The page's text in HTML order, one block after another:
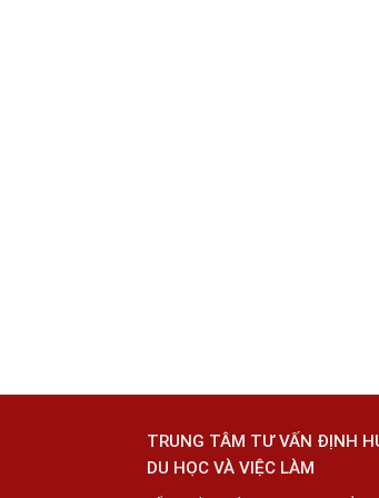
TRUNG TÂM TƯ VẤN ĐỊNH
DU HỌC VÀ VIỆC LÀM